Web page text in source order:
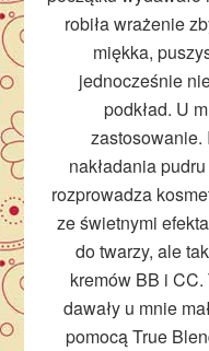
robiła wrażenie
miękka,
jednocześnie
podkład. U
zastosowanie.
nakładania
rozprowadza
ze świetnymi
do twarzy, ale
kremów BB i
dawały u mnie
pomocą True